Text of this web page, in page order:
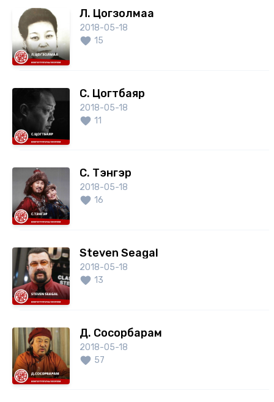
Л. Цогзолмаа
2018-05-18
15
С. Цогтбаяр
2018-05-18
11
С. Тэнгэр
2018-05-18
16
Steven Seagal
2018-05-18
13
Д. Сосорбарам
2018-05-18
57